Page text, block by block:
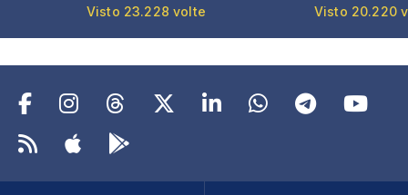
Visto 23.228 volte Visto 20.220